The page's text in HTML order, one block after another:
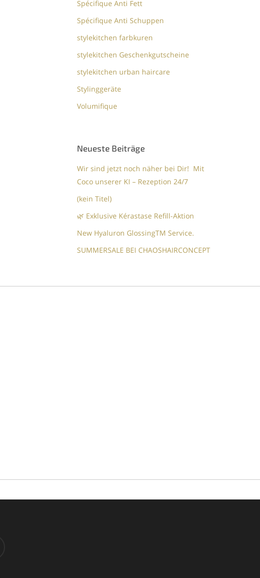
Spécifique Anti Fett
Spécifique Anti Schuppen
stylekitchen farbkuren
stylekitchen Geschenkgutscheine
stylekitchen urban haircare
Stylinggeräte
Volumifique
Neueste Beiträge
Wir sind jetzt noch näher bei Dir! Mit
Coco unserer KI – Rezeption 24/7
(kein Titel)
🌿 Exklusive Kérastase Refill-Aktion
New Hyaluron GlossingTM​ Service.​
SUMMERSALE BEI CHAOSHAIRCONCEPT